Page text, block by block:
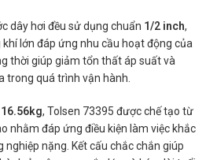
dây hơi đều sử dụng chuẩn 1/2 inch,
lớn đáp ứng nhu cầu hoạt động của
thời giúp giảm tổn thất áp suất và
trong quá trình vận hành.
16.56kg, Tolsen 73395 được chế tạo từ
nhằm đáp ứng điều kiện làm việc khắc
nặng. Kết cấu chắc chắn giúp